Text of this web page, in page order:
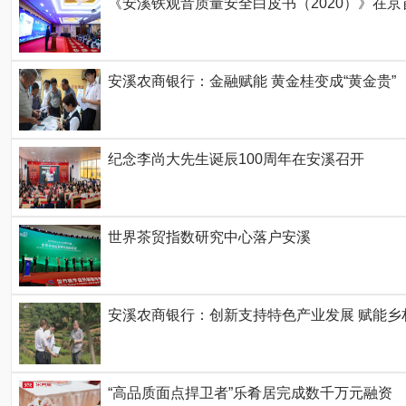
《安溪铁观音质量安全白皮书（2020）》在京
安溪农商银行：金融赋能 黄金桂变成“黄金贵”
纪念李尚大先生诞辰100周年在安溪召开
世界茶贸指数研究中心落户安溪
安溪农商银行：创新支持特色产业发展 赋能乡
“高品质面点捍卫者”乐肴居完成数千万元融资